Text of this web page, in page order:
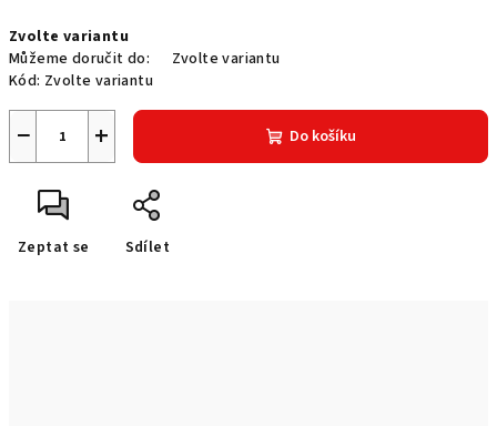
cena:
Zvolte variantu
Můžeme doručit do:
Zvolte variantu
Kód: Zvolte variantu
+
− Do košíku
Zeptat se Sdílet